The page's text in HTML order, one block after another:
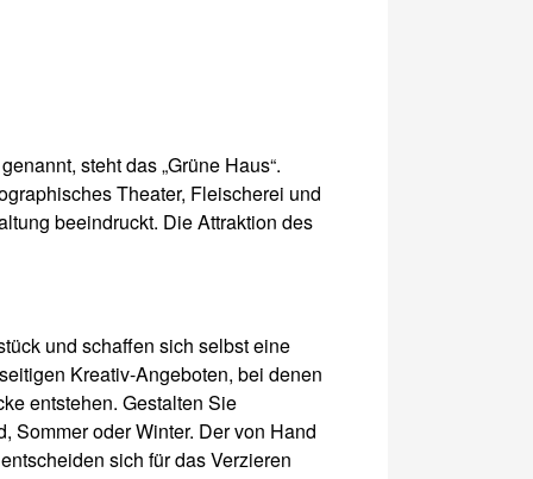
steht das „Grüne Haus“.
Theater, Fleischerei und
beeindruckt. Die Attraktion des
und schaffen sich selbst eine
Kreativ-Angeboten, bei denen
entstehen. Gestalten Sie
Sommer oder Winter. Der von Hand
sich für das Verzieren